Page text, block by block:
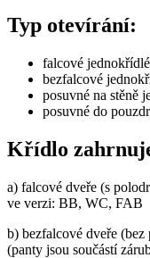
Typ otevírání:
falcové jednokřídlé
bezfalcové
posuvné na stěně
posuvné do
Křídlo
a) falcové dveře (s
ve verzi: BB, WC, FAB
b) bezfalcové dveře
(panty jsou součástí